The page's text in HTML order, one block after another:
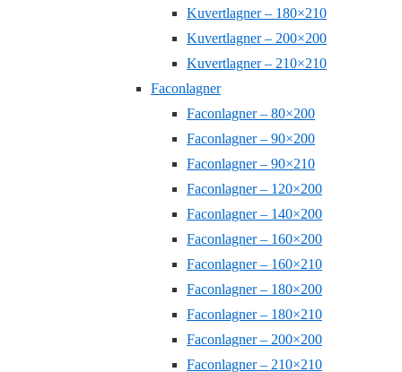
Kuvertlagner – 180×210
Kuvertlagner – 200×200
Kuvertlagner – 210×210
Faconlagner
Faconlagner – 80×200
Faconlagner – 90×200
Faconlagner – 90×210
Faconlagner – 120×200
Faconlagner – 140×200
Faconlagner – 160×200
Faconlagner – 160×210
Faconlagner – 180×200
Faconlagner – 180×210
Faconlagner – 200×200
Faconlagner – 210×210